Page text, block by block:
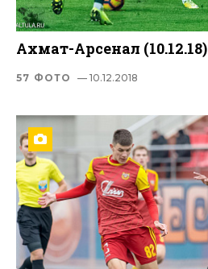
Ахмат-Арсенал (10.12.18)
57 ФОТО — 10.12.2018